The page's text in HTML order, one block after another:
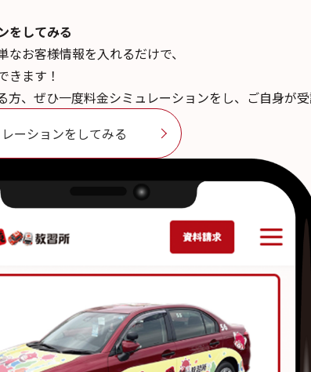
をしてみる
お客様情報を入れるだけで、
きます！
方、ぜひ一度料金シミュレーションをし、ご自身が
ーションをしてみる